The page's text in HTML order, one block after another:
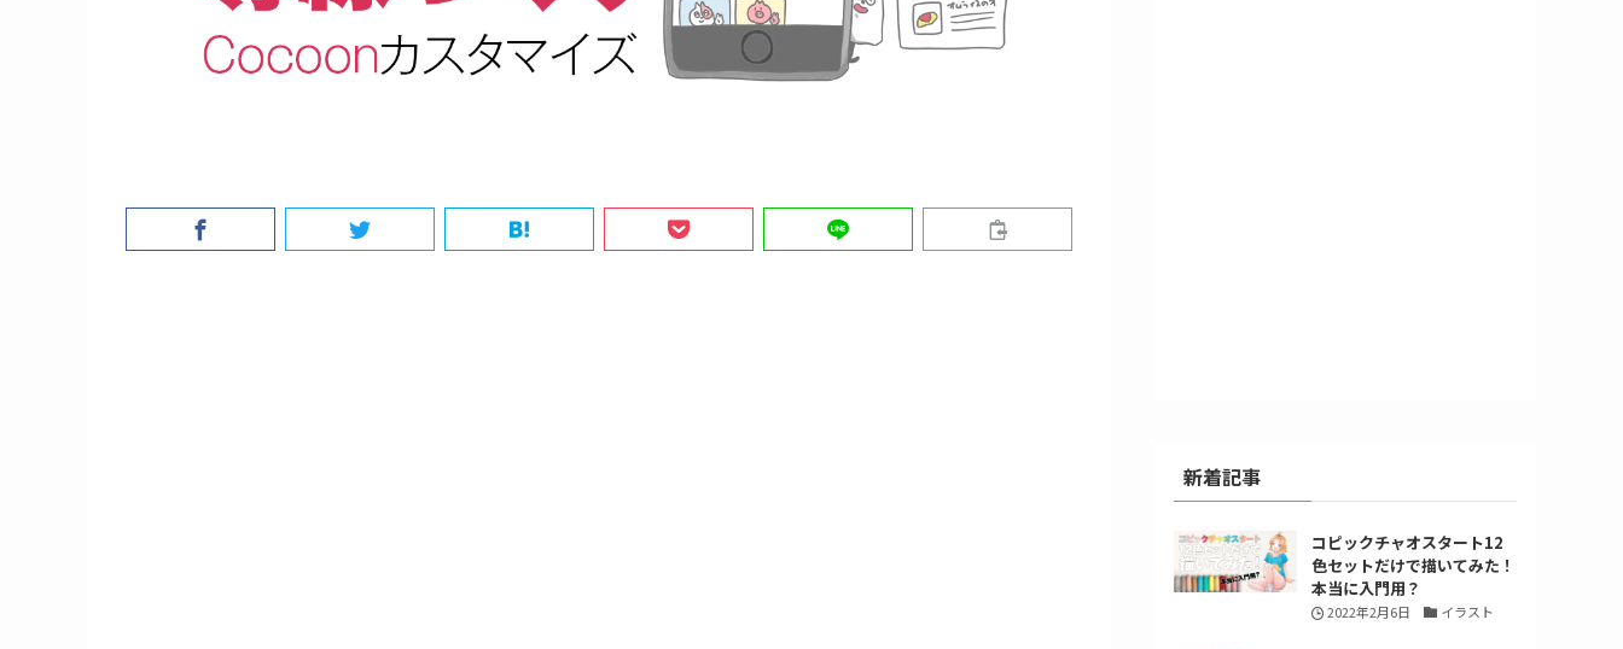
新着記事
コピックチャオスタート12
色セットだけで描いてみた！
本当に入門用？
2022年2月6日 イラスト